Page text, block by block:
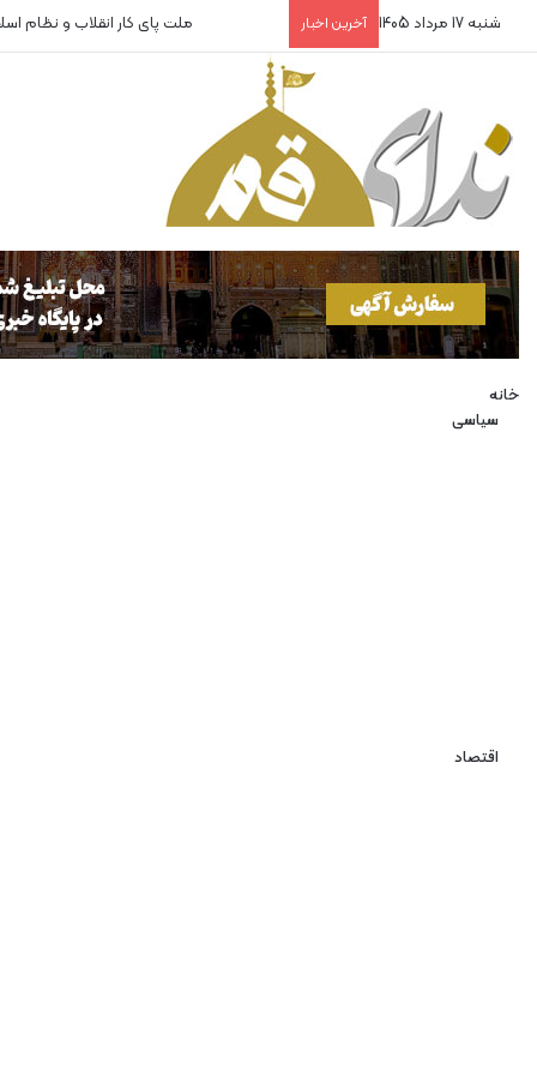
شنبه 17 مرداد 1405 آخرین اخبار روایتگران بی‌پناه!
خانه
سیاسی
اقتصاد